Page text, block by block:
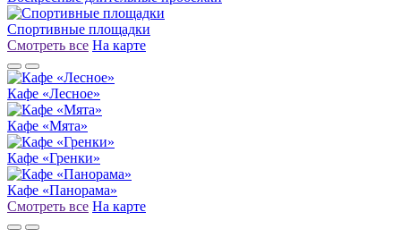
Спортивные площадки
Смотреть все На карте
Кафе «Лесное»
Кафе «Мята»
Кафе «Гренки»
Кафе «Панорама»
Смотреть все На карте